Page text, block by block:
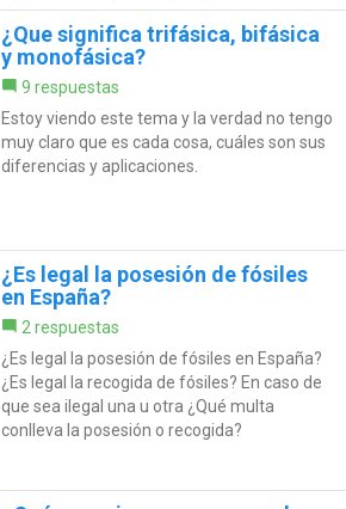
¿Que significa trifásica, bifásica
y monofásica?
9 respuestas
Estoy viendo este tema y la verdad no tengo
muy claro que es cada cosa, cuáles son sus
diferencias y aplicaciones.
¿Es legal la posesión de fósiles
en España?
2 respuestas
¿Es legal la posesión de fósiles en España?
¿Es legal la recogida de fósiles? En caso de
que sea ilegal una u otra ¿Qué multa
conlleva la posesión o recogida?